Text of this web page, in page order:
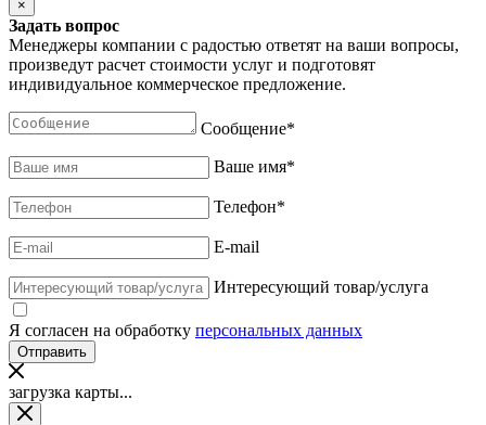
×
Задать вопрос
Менеджеры компании с радостью ответят на ваши вопросы,
произведут расчет стоимости услуг и подготовят
индивидуальное коммерческое предложение.
Сообщение*
Ваше имя*
Телефон*
E-mail
Интересующий товар/услуга
Я согласен на обработку персональных данных
загрузка карты...